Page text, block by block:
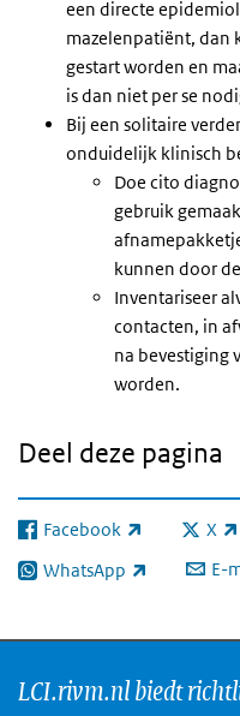
een directe
mazelenpatiënt, dan
gestart worden en
is dan niet per se
Bij een solitaire
onduidelijk klinisch
Doe cito
gebruik
kunnen door
Inventariseer
contacten, in
na bevestiging
worden.
Deel deze pagina
Facebook
(externe link) X
WhatsApp
(externe link) E-
LCI.rivm.nl biedt